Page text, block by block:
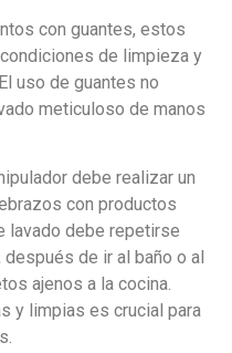
con guantes, estos
de limpieza y
uso de guantes no
meticuloso de manos
debe realizar un
con productos
lavado debe repetirse
de ir al baño o al
ajenos a la cocina.
y limpias es crucial para